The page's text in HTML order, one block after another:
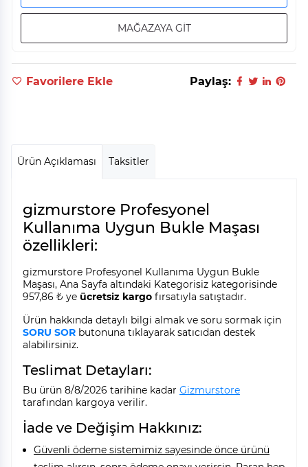
MAĞAZAYA GİT
Favorilere Ekle Paylaş:
Ürün Açıklaması Taksitler
gizmurstore Profesyonel
Kullanıma Uygun Bukle Maşası
özellikleri:
gizmurstore Profesyonel Kullanıma Uygun Bukle
Maşası, Ana Sayfa altındaki Kategorisiz kategorisinde
957,86 ₺ ye ücretsiz kargo fırsatıyla satıştadır.
Ürün hakkında detaylı bilgi almak ve soru sormak için
SORU SOR butonuna tıklayarak satıcıdan destek
alabilirsiniz.
Teslimat Detayları:
Bu ürün 8/8/2026 tarihine kadar Gizmurstore
tarafından kargoya verilir.
İade ve Değişim Hakkınız:
Güvenli ödeme sistemimiz sayesinde önce ürünü